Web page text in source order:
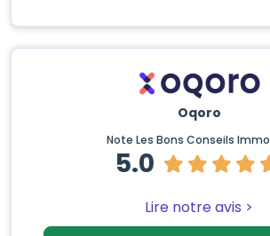
Oqoro
Note Les Bons Conseils Immo
5.0
Lire notre avis >